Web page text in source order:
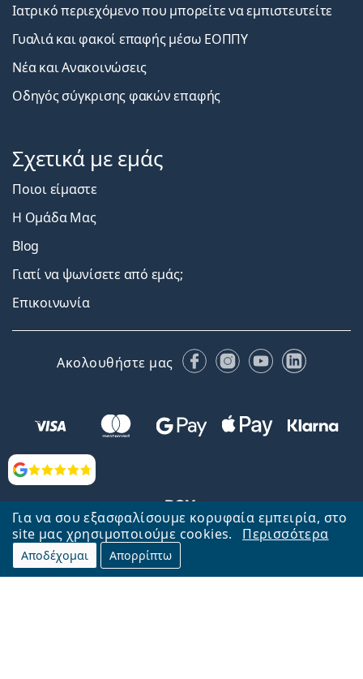
Για να σου εξασφαλίσουμε κορυφαία εμπειρία, στο
site μας χρησιμοποιούμε cookies.
Περισσότερα
Αποδέχομαι Απορρίπτω
Αξιολογήσεις
Ιατρικό περιεχόμενο που μπορείτε να εμπιστευτείτε
Γυαλιά και φακοί επαφής μέσω ΕΟΠΠΥ
Νέα και Ανακοινώσεις
Οδηγός σύγκρισης φακών επαφής
Σχετικά με εμάς
Ποιοι είμαστε
Η Ομάδα Μας
Blog
Γιατί να ψωνίσετε από εμάς;
Επικοινωνία
Ακολουθήστε μας FacebookInstagram
YouTubeLinkedIn
Επιστροφή στην αρχική σελίδα